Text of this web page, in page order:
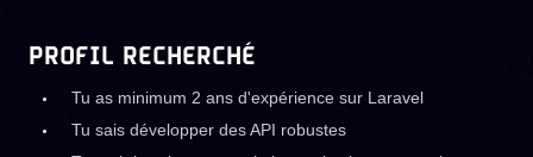
PROFIL RECHERCHÉ
Tu as minimum 2 ans d'expérience sur Laravel
Tu sais développer des API robustes